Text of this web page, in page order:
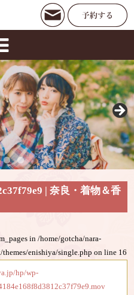
| 奈良・着物＆香
in/home/gotcha/nara-
enishiya/single.php on line 16
hp/wp-